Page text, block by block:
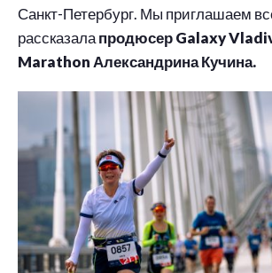
Санкт-Петербург. Мы приглашаем
рассказалапродюсер Galaxy
Marathon Александрина Кучина.